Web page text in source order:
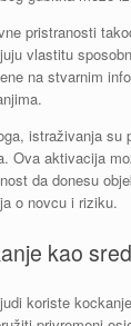
pristranosti
vlastitu
na stvarnim
istraživanja su
Ova aktivacija
da donesu
o novcu i riziku.
kao
koriste